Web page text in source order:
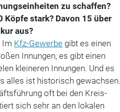
zu schaffen?
stark? Davon 15 über
aus?
Im Kfz-Gewerbe gibt es einen
Innungen, es gibt einen
kleineren Innungen. Und es
alles ist historisch gewachsen.
oft bei den Kreis-
sich sehr an den lokalen